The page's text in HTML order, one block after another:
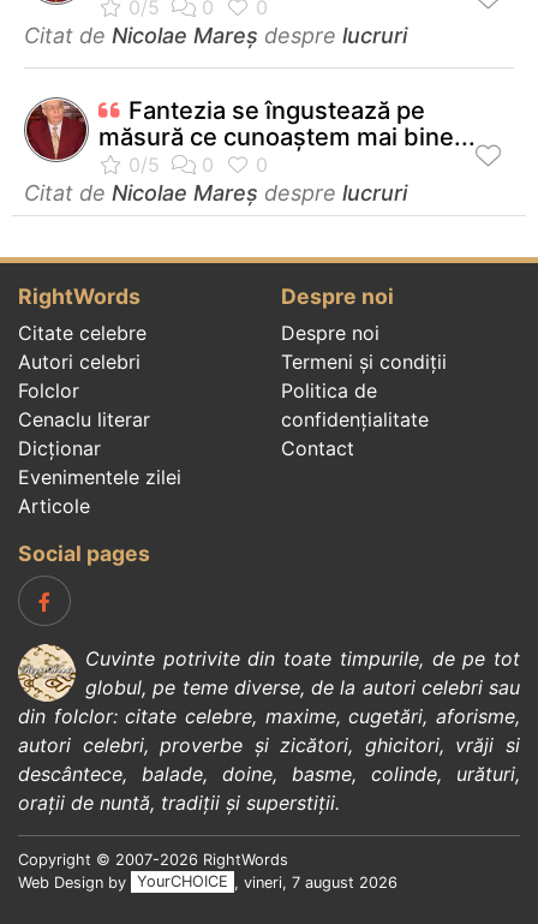
Citat de Nicolae Mareș despre lucruri
Fantezia se îngustează pe
măsură ce cunoaştem mai bine...
Citat de Nicolae Mareș despre lucruri
RightWords
Citate celebre
Autori celebri
Folclor
Cenaclu literar
Dicționar
Evenimentele zilei
Articole
Despre noi
Despre noi
Termeni și condiții
Politica de
confidenţialitate
Contact
Social pages
Cuvinte potrivite din toate timpurile, de pe tot
globul, pe teme diverse, de la autori celebrisau
din folclor:citate celebre, maxime,cugetări,aforisme,
autori celebri,proverbe și zicători, ghicitori, vrăji si
descântece, balade, doine, basme, colinde, urături,
orații de nuntă, tradiții și superstiții.
Copyright © 2007-2026 RightWords
Web Design by
YourCHOICE , vineri, 7 august 2026